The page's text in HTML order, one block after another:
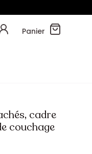
Panier
cadre
couchage